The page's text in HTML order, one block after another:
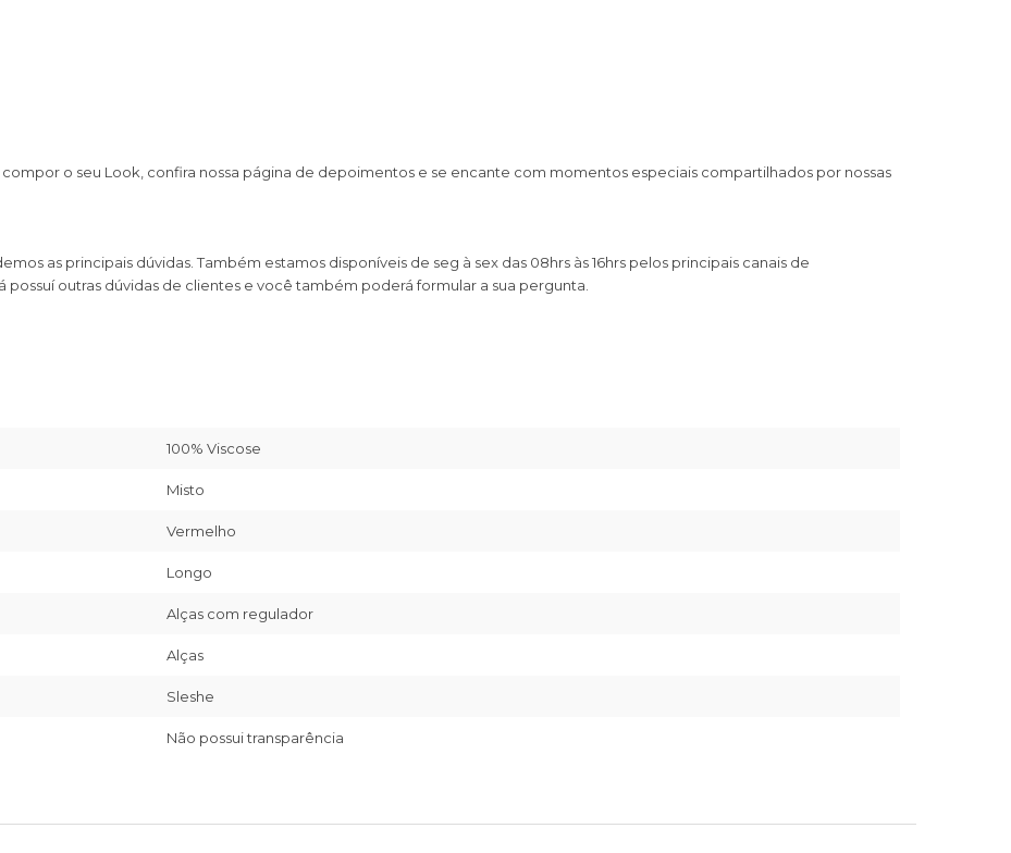
o seu Look, confira nossa página de depoimentos e se encante com momentos especiais compartilhados por nossas
as principais dúvidas. Também estamos disponíveis de seg à sex das 08hrs às 16hrs pelos principais canais de
outras dúvidas de clientes e você também poderá formular a sua pergunta.
100% Viscose
Misto
Vermelho
Longo
Alças com regulador
Alças
Sleshe
Não possui transparência